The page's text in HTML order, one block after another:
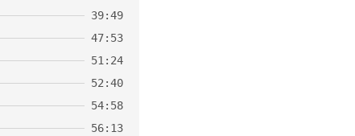
39:49
47:53
51:24
52:40
54:58
56:13